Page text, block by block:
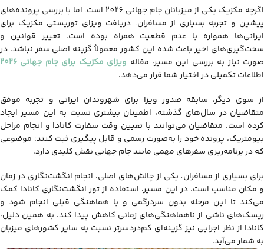
اگرچه مکزیک یکی از میزبانان جام جهانی 2026 است، اما با بررسی پرونده‌های
پیشین و تجربه بسیاری از مسافران، دریافت ویزای توریستی مکزیک برای
ایرانی‌ها همواره با عدم قطعیت همراه بوده است. تغییر قوانین و
سخت‌گیری‌های اخیر باعث شده این کشور معمولاً گزینه اصلی سفر نباشد. در
صورت نیاز به بررسی این مسیر، مقاله ویزای مکزیک برای جام جهانی ۲۰۲۶
اطلاعات تکمیلی در اختیار شما قرار می‌دهد.
از سوی دیگر، سابقه صدور ویزا برای شهروندان ایرانی و تجربه موفق
متقاضیان در سال‌های گذشته، اطمینان بیشتری نسبت به این مسیر ایجاد
کرده است. متقاضیان می‌توانند با تعیین وقت سفارت کانادا و انجام مراحل
بیومتریک، پرونده خود را به‌صورت رسمی و قابل پیگیری ثبت کنند؛ موضوعی
که در برنامه‌ریزی سفرهای مهمی مانند جام جهانی نقش کلیدی دارد.
برای بسیاری از مسافران، یکی از چالش‌های اصلی، انجام انگشت‌نگاری در زمان
و مکان مناسب است. در این مسیر، استفاده از تور انگشت‌نگاری کانادا کمک
می‌کند تا این مرحله بدون سردرگمی و با هماهنگی قبلی انجام شود و
ریسک‌های ناشی از ناهماهنگی‌های زمانی کاهش پیدا کند. به همین دلیل،
کانادا از نظر اجرایی نیز گزینه‌ای کم‌دردسرتر نسبت به سایر کشورهای میزبان
به شمار می‌آید.